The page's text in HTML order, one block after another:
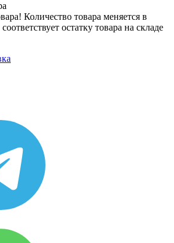
Количество товара меняется в
остатку товара на складе